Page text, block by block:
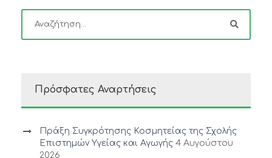
Πρόσφατες Αναρτήσεις
Πράξη Συγκρότησης Κοσμητείας της Σχολής
Επιστημών Υγείας και Αγωγής 4 Αυγούστου
2026